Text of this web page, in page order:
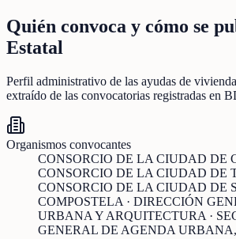
Quién convoca y cómo se
Estatal
Perfil administrativo de las ayudas de
extraído de las convocatorias registradas en
Organismos convocantes
CONSORCIO DE LA CIUDAD DE
CONSORCIO DE LA CIUDAD DE
CONSORCIO DE LA CIUDAD DE
COMPOSTELA · DIRECCIÓN
URBANA Y ARQUITECTURA ·
GENERAL DE AGENDA